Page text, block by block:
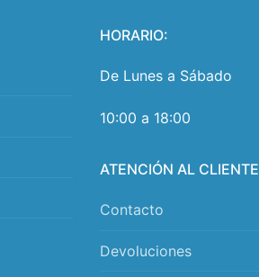
HORARIO:
De Lunes a Sábado
10:00 a 18:00
ATENCIÓN AL CLIENTE
Contacto
Devoluciones